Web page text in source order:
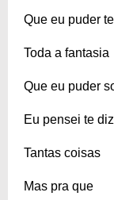
Que eu puder
Toda a fantasia
Que eu puder
Eu pensei te
Tantas coisas
Mas pra que